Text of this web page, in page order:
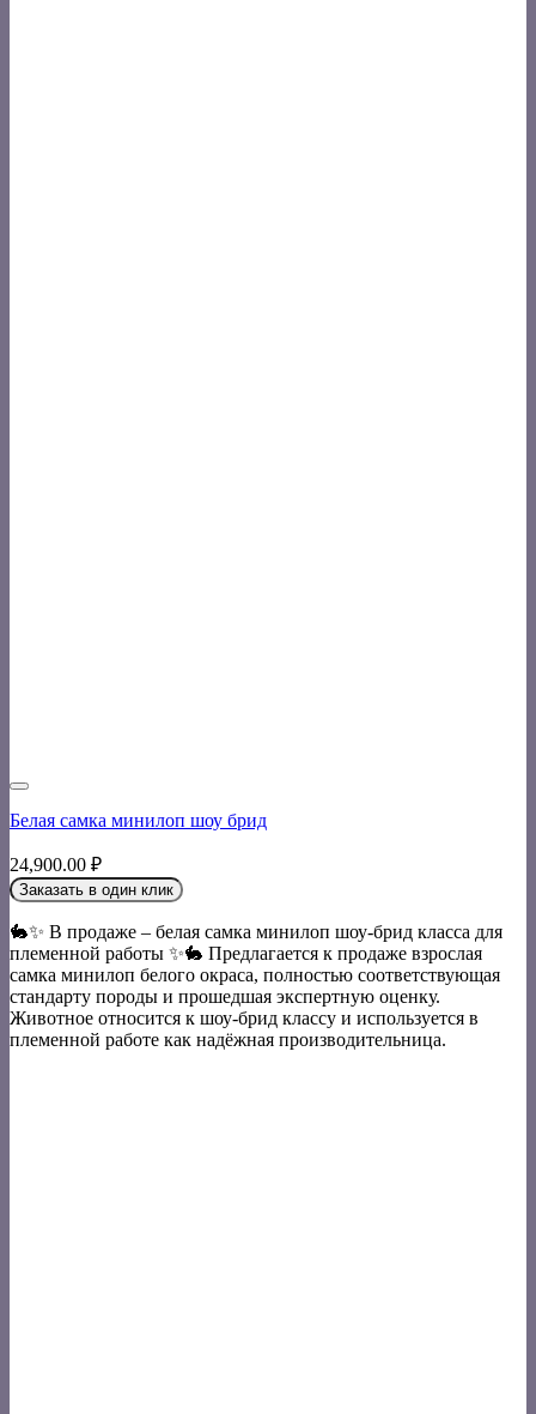
Белая самка минилоп шоу брид
24,900.00 ₽
Заказать в один клик
🐇✨ В продаже – белая самка минилоп шоу-брид класса для
племенной работы ✨🐇 Предлагается к продаже взрослая
самка минилоп белого окраса, полностью соответствующая
стандарту породы и прошедшая экспертную оценку.
Животное относится к шоу-брид классу и используется в
племенной работе как надёжная производительница.